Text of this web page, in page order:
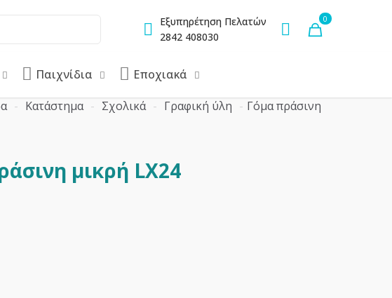
Εξυπηρέτηση Πελατών
2842 408030
0
Παιχνίδια Εποχιακά
- Κατάστημα - Σχολικά - Γραφική ύλη - Γόμα πράσινη
μικρή LX24